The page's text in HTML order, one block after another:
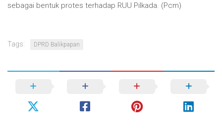
sebagai bentuk protes terhadap RUU Pilkada. (Pcm)
Tags: DPRD Balikpapan